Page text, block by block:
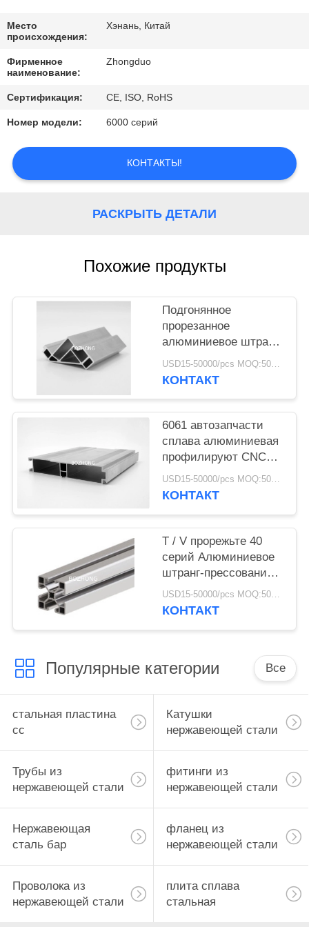
СВЯЖИТЕСЬ
МЫ
СПРОСИТЕ
Место
происхождения:
Хэнань, Китай
Фирменное
наименование:
Zhongduo
Сертификация: CE, ISO, RoHS
Номер модели: 6000 серий
КОНТАКТЫ!
РАСКРЫТЬ ДЕТАЛИ
Похожие продукты
Подгонянное
прорезанное
алюминиевое штранг-
прессование
профилирует 8 -
USD15-50000/pcs MOQ:500kg
КОНТАКТ
6061 автозапчасти
сплава алюминиевая
профилируют CNC
подвергая высокую
точность
USD15-50000/pcs MOQ:500kg
КОНТАКТ
T / V прорежьте 40
серий Алюминиевое
штранг-прессование
профилирует 8 -
4040SL
USD15-50000/pcs MOQ:500kg
КОНТАКТ
Популярные категории Все
стальная пластина
сс
Катушки
нержавеющей стали
Трубы из
нержавеющей стали
фитинги из
нержавеющей стали
Нержавеющая
сталь бар
фланец из
нержавеющей стали
Проволока из
нержавеющей стали
плита сплава
стальная